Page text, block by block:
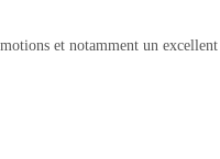
et notamment un